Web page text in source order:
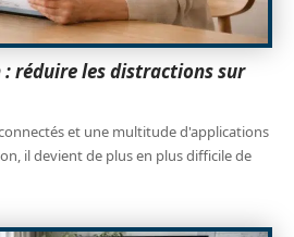
réduire les distractions sur
et une multitude d'applications
il devient de plus en plus difficile de